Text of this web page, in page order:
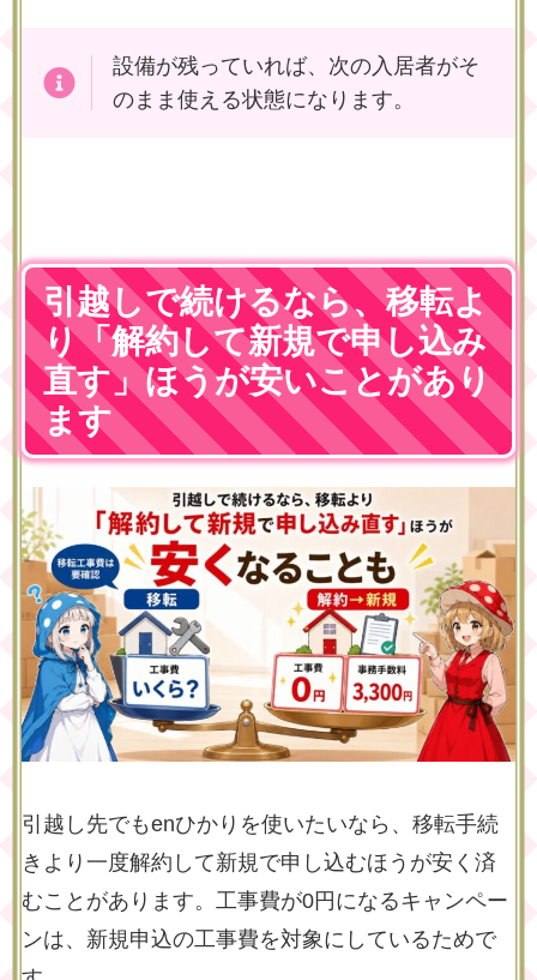
設備が残っていれば、次の入居者がそ
のまま使える状態になります。
引越しで続けるなら、移転よ
り「解約して新規で申し込み
直す」ほうが安いことがあり
ます
引越し先でもenひかりを使いたいなら、移転手続
きより一度解約して新規で申し込むほうが安く済
むことがあります。工事費が0円になるキャンペー
ンは、新規申込の工事費を対象にしているためで